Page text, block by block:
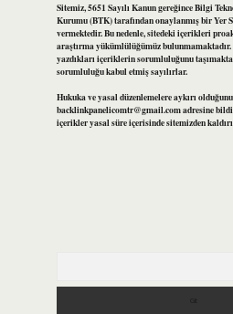
Sitemiz, 5651 Sayılı Kanun gereğince Bilgi
Kurumu (BTK) tarafından onaylanmış bir Yer
vermektedir. Bu nedenle, sitedeki içerikleri
araştırma yükümlülüğümüz
yazdıkları içeriklerin sorumluluğunu
sorumluluğu kabul etmiş sayılırlar.
Hukuka ve yasal düzenlemelere aykırı
backlinkpanelicomtr@gmail.comadresine
içerikler yasal süre içerisinde sitemizden